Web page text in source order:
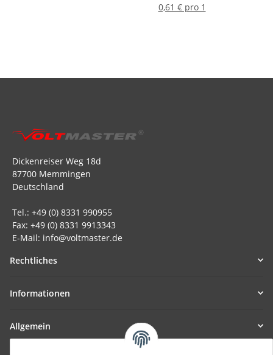
0,61 € pro 1
Dickenreiser Weg 18d
87700 Memmingen
Deutschland
Tel.: +49 (0) 8331 990955
Fax: +49 (0) 8331 9913343
E-Mail: info@voltmaster.de
Rechtliches
Informationen
Allgemein